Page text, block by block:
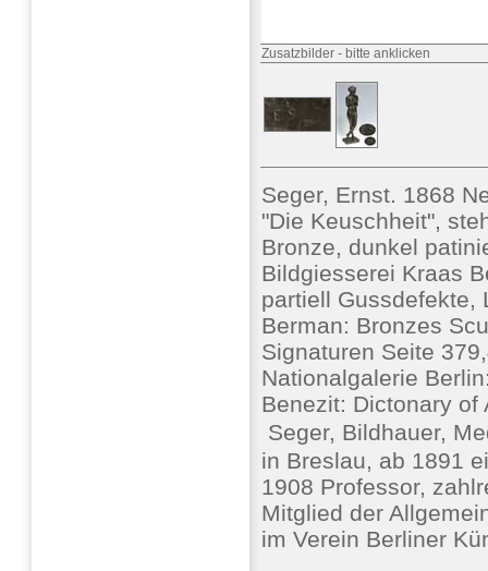
Zusatzbilder - bitte anklicken
Seger, Ernst. 1868
"Die Keuschheit",
Bronze, dunkel
Bildgiesserei Kraas
partiell Gussdefekte,
Berman: Bronzes
Signaturen Seite
Nationalgalerie
Benezit: Dictonary of
Seger, Bildhauer,
in Breslau, ab 1891
1908 Professor,
Mitglied der
im Verein Berliner